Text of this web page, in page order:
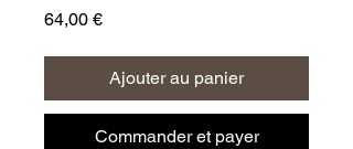
64,00 €Prix
Ajouter au panier
Commander et payer